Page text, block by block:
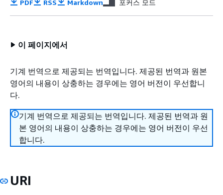
PDF RSS Markdown 포커스 모드
이 페이지에서
기계 번역으로 제공되는 번역입니다. 제공된 번역과 원본
영어의 내용이 상충하는 경우에는 영어 버전이 우선합니
다.
기계 번역으로 제공되는 번역입니다. 제공된 번역과 원
본 영어의 내용이 상충하는 경우에는 영어 버전이 우선
합니다.
URI